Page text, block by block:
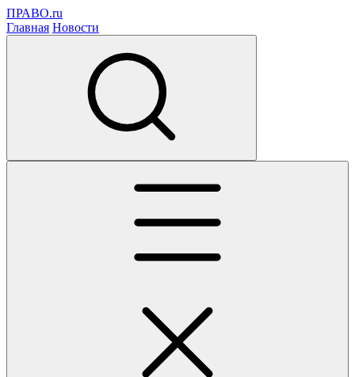
ПРАВО.ru
Главная Новости